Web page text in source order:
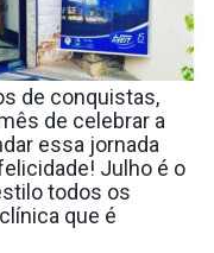
de conquistas,
de celebrar a
essa jornada
Julho é o
todos os
que é